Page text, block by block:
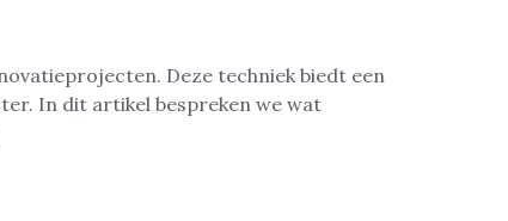
Deze techniek biedt een
In dit artikel bespreken we wat